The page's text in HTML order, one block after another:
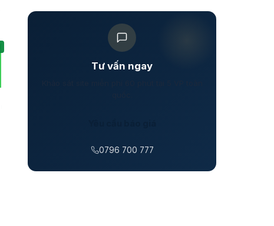
Tư vấn ngay
0796 700 777